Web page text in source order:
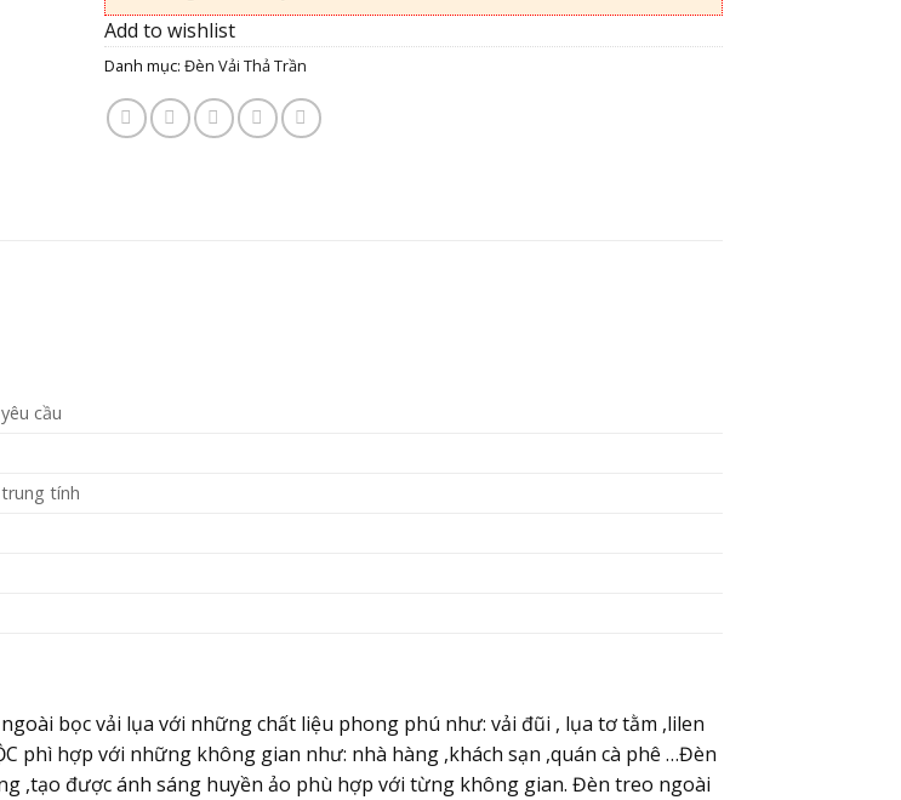
Add to wishlist
Danh mục: Đèn Vải Thả Trần
cầu
tính
bọc vải lụa với những chất liệu phong phú như: vải đũi , lụa tơ tằm ,lilen
phì hợp với những không gian như: nhà hàng ,khách sạn ,quán cà phê …Đèn
,tạo được ánh sáng huyền ảo phù hợp với từng không gian. Đèn treo ngoài